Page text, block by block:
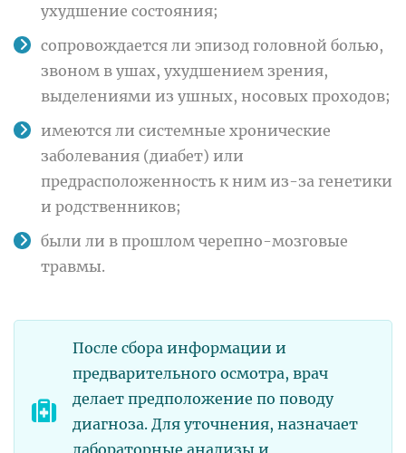
ухудшение состояния;
сопровождается ли эпизод головной болью,
звоном в ушах, ухудшением зрения,
выделениями из ушных, носовых проходов;
имеются ли системные хронические
заболевания (диабет) или
предрасположенность к ним из-за генетики
и родственников;
были ли в прошлом черепно-мозговые
травмы.
После сбора информации и
предварительного осмотра, врач
делает предположение по поводу
диагноза. Для уточнения, назначает
лабораторные анализы и